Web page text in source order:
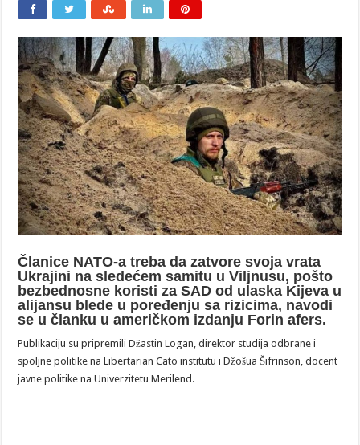
Članice NATO-a treba da zatvore svoja vrata
Ukrajini na sledećem samitu u Viljnusu, pošto
bezbednosne koristi za SAD od ulaska Kijeva u
alijansu blede u poređenju sa rizicima, navodi
se u članku u američkom izdanju Forin afers.
Publikaciju su pripremili Džastin Logan, direktor studija odbrane i
spoljne politike na Libertarian Cato institutu i Džošua Šifrinson, docent
javne politike na Univerzitetu Merilend.